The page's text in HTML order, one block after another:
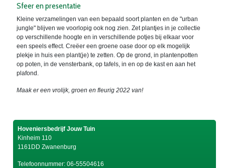
Sfeer en presentatie
Kleine verzamelingen van een bepaald soort planten en de "urban
jungle" blijven we voorlopig ook nog zien. Zet plantjes in je collectie
op verschillende hoogte en in verschillende potjes bij elkaar voor
een speels effect. Creëer een groene oase door op elk mogelijk
plekje in huis een plant(je) te zetten. Op de grond, in plantenpotten
op poten, in de vensterbank, op tafels, in en op de kast en aan het
plafond.
Maak er een vrolijk, groen en fleurig 2022 van!
Hoveniersbedrijf Jouw Tuin
Kinheim 110
1161DD Zwanenburg
Telefoonnummer: 06-55504616